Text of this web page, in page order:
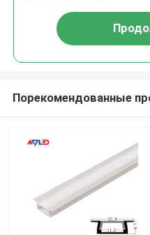
Порекомендованные